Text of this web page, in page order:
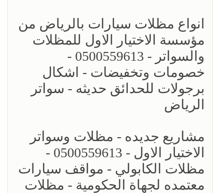
انواع مظلات سيارات بالرياض من
مؤسسة الاختيار الاول للمظلات
والسواتر - 0500559613 -
خصومات وتخفيضات - اشكال
برجولات للحدائق حديثه - سواتر
الرياض
مشاريع جديده - مظلات وسواتر
الاختيار الاول - 0500559613 -
مظلات الكابولي - مواقف سيارات
معتمده لجهاة الحكومية - مظلات